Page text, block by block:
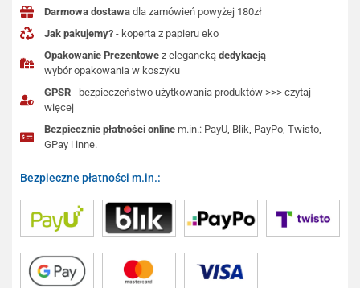
Darmowa dostawa dla zamówień powyżej 180zł
Jak pakujemy? - koperta z papieru eko
Opakowanie Prezentowe z eleganckądedykacją -
wybór opakowania w koszyku
GPSR - bezpieczeństwo użytkowania produktów >>> czytaj
więcej
Bezpiecznie płatności online m.in.: PayU, Blik, PayPo, Twisto,
GPay i inne.
Bezpieczne płatności m.in.: